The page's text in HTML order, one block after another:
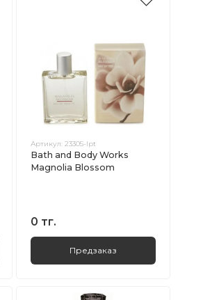
Артикул:23305-lpt
Bath and Body Works
Magnolia Blossom
0 тг.
Предзаказ